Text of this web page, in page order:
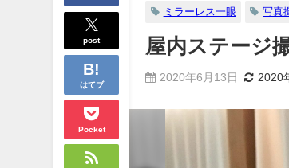
post
はてブ
Pocket
ミラーレス一眼 写真
屋内ステージ
2020年6月13日 2020